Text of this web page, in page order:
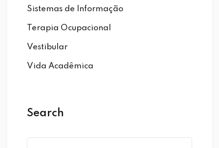
Sistemas de Informação
Terapia Ocupacional
Vestibular
Vida Acadêmica
Search